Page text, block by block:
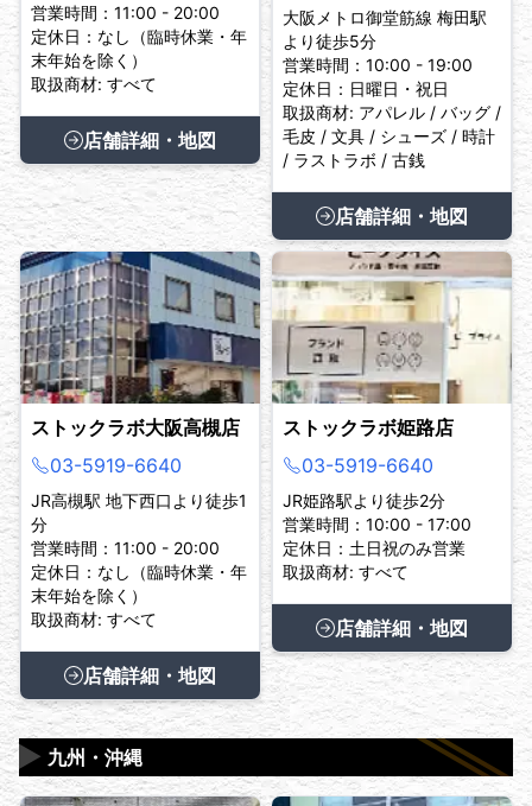
営業時間：11:00 - 20:00
定休日：なし（臨時休業・年
末年始を除く）
取扱商材: すべて
店舗詳細・地図
大阪メトロ御堂筋線 梅田駅
より徒歩5分
営業時間：10:00 - 19:00
定休日：日曜日・祝日
取扱商材: アパレル / バッグ /
毛皮 / 文具 / シューズ / 時計
/ ラストラボ / 古銭
店舗詳細・地図
ストックラボ大阪高槻店
03-5919-6640
JR高槻駅 地下西口より徒歩1
分
営業時間：11:00 - 20:00
定休日：なし（臨時休業・年
末年始を除く）
取扱商材: すべて
店舗詳細・地図
ストックラボ姫路店
03-5919-6640
JR姫路駅より徒歩2分
営業時間：10:00 - 17:00
定休日：土日祝のみ営業
取扱商材: すべて
店舗詳細・地図
九州・沖縄
▶